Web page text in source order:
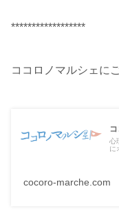
******************
ココロノマルシェに
心
に
cocoro-marche.com